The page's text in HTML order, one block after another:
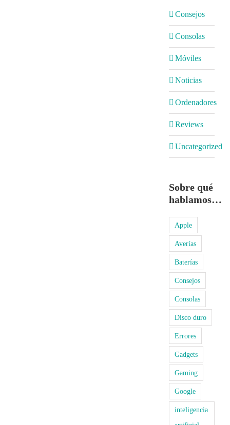
Consejos
Consolas
Móviles
Noticias
Ordenadores
Reviews
Uncategorized
Sobre qué
hablamos…
Apple
Averías
Baterías
Consejos
Consolas
Disco duro
Errores
Gadgets
Gaming
Google
inteligencia